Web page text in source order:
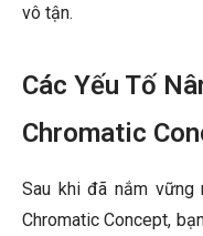
vô tận.
Các Yếu Tố
Chromatic
Sau khi đã nắm vững
Chromatic Concept,